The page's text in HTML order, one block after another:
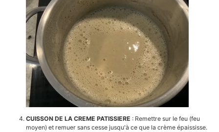
CUISSON DE LA CREME PATISSIERE : Remettre sur le feu (feu
moyen) et remuer sans cesse jusqu'à ce que la crème épaississe.